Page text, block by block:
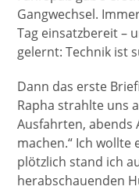
Gangwechsel.
Tag einsatzbereit –
gelernt: Technik ist
Dann das erste
Rapha strahlte uns
Ausfahrten, abends
machen.“ Ich wollte
plötzlich stand ich
herabschauenden